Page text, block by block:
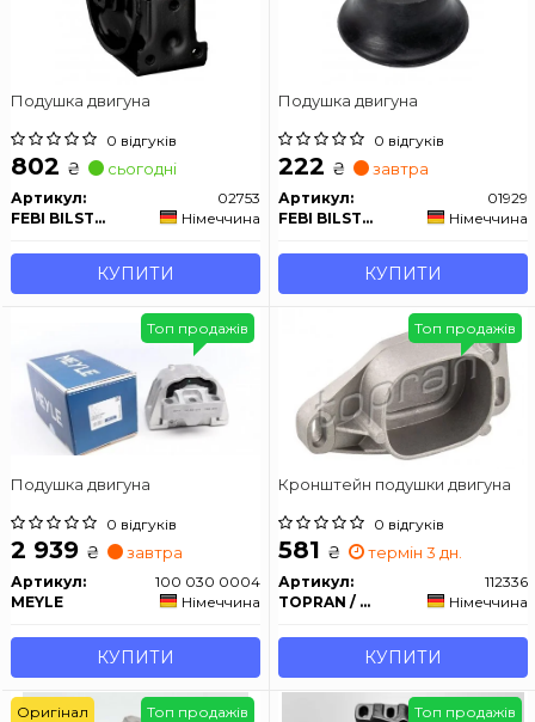
Подушка двигуна
0 відгуків
802 ₴ сьогодні
Артикул:
02753
FEBI BILSTEIN
Німеччина
КУПИТИ
Подушка двигуна
0 відгуків
222 ₴ завтра
Артикул:
01929
FEBI BILSTEIN
Німеччина
КУПИТИ
Подушка двигуна
0 відгуків
2 939 ₴ завтра
Артикул:
100 030 0004
MEYLE
Німеччина
КУПИТИ
Топ продажів
Кронштейн подушки двигуна
0 відгуків
581 ₴ термін 3 дн.
Артикул:
112336
TOPRAN / HANS PRIES
Німеччина
КУПИТИ
Топ продажів
Топ продажів
Оригінал Топ продажів